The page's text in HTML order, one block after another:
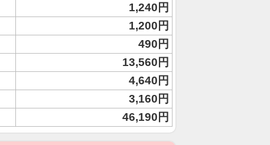
1,240円
1,200円
490円
13,560円
4,640円
3,160円
46,190円